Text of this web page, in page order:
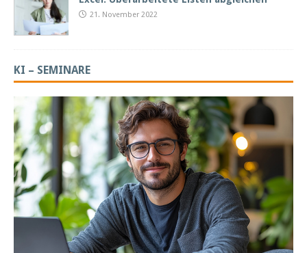
21. November 2022
KI – SEMINARE